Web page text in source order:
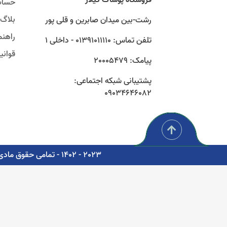
رشت-بین میدان صابرین و قلی پور
تلفن تماس: 01391011110 - داخلی 1
پیامک: 20005479
پشتیبانی شبکه اجتماعی:
09034646082
بلاگ
2023 - 1402 - تمامی حقوق مادی و معنوی برای شرکت پوشاک سبز گستر گیلار محفوظ است. - مشاوره، پشتیبانی و طراحی اتوماسیون دیجیتال: